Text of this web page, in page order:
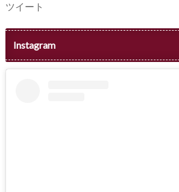
ツイート
Instagram